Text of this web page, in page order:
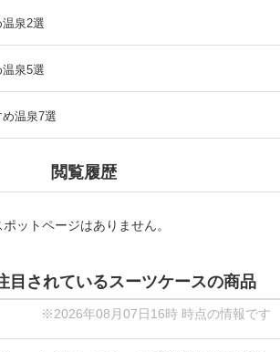
泉2選
泉5選
温泉7選
閲覧履歴
ットページはありません。
目されているスーツケースの商品
※2026年08月07日16時 時点の情報です